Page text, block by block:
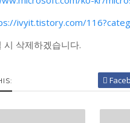
ivyit.tistory.com/
시 삭제하겠습니다.